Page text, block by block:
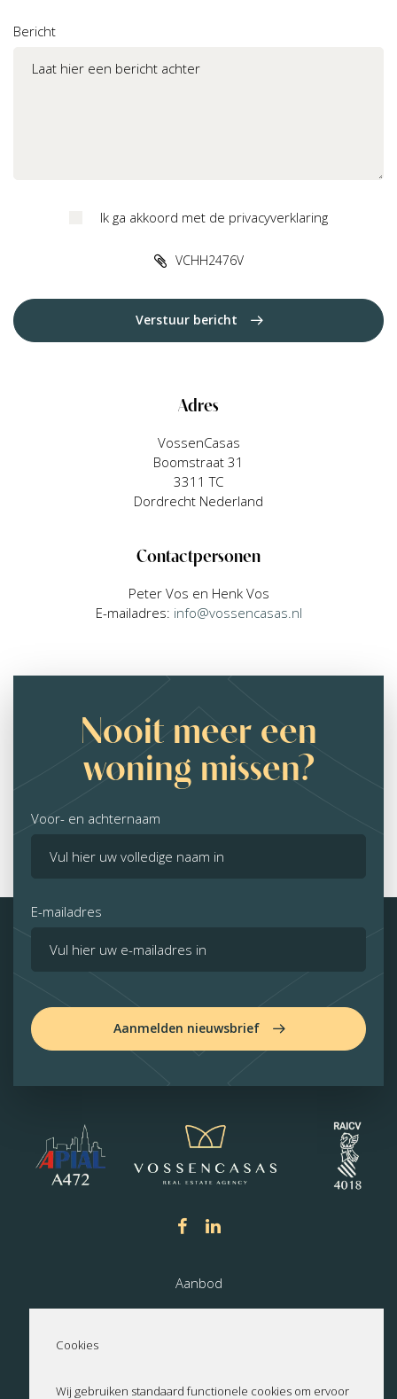
Bericht
Ik ga akkoord met de privacyverklaring
VCHH2476V
Verstuur bericht
Adres
VossenCasas
Boomstraat 31
3311 TC
Dordrecht Nederland
Contactpersonen
Peter Vos en Henk Vos
E-mailadres: info@vossencasas.nl
Nooit meer een
woning missen?
Voor- en achternaam
E-mailadres
Aanmelden nieuwsbrief
Aanbod
Cookies
Wij gebruiken standaard functionele cookies om ervoor